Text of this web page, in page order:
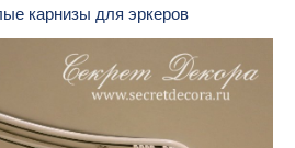
карнизы для эркеров